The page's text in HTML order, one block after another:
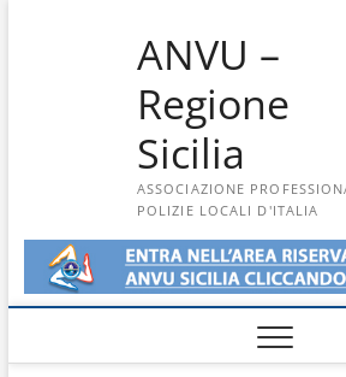
ANVU –
Regione
Sicilia
ASSOCIAZIONE
POLIZIE LOCALI D'ITALIA